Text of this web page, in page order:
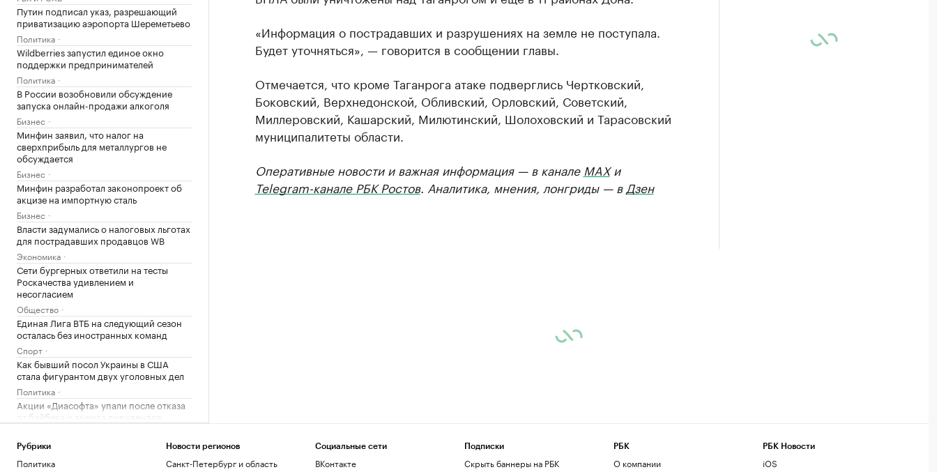
Путин подписал указ, разрешающий
приватизацию аэропорта Шереметьево
Политика
Wildberries запустил единое окно
поддержки предпринимателей
Политика
В России возобновили обсуждение
запуска онлайн-продажи алкоголя
Бизнес
Минфин заявил, что налог на
сверхприбыль для металлургов не
обсуждается
Бизнес
Минфин разработал законопроект об
акцизе на импортную сталь
Бизнес
Власти задумались о налоговых льготах
для пострадавших продавцов WB
Экономика
Сети бургерных ответили на тесты
Роскачества удивлением и
несогласием
Общество
Единая Лига ВТБ на следующий сезон
осталась без иностранных команд
Спорт
Как бывший посол Украины в США
стала фигурантом двух уголовных дел
Политика
Акции «Диасофта» упали после отказа
от байбека и анонса дивидендов
Уровень воды в Рейне упал до
исторического минимума
«Информация о пострадавших и разрушениях на земле не поступала.
Будет уточняться», — говорится в сообщении главы.
Отмечается, что кроме Таганрога атаке подверглись Чертковский,
Боковский, Верхнедонской, Обливский, Орловский, Советский,
Миллеровский, Кашарский, Милютинский, Шолоховский и Тарасовский
муниципалитеты области.
Оперативные новости и важная информация — в канале MAXи
Telegram-канале РБК Ростов. Аналитика, мнения, лонгриды — в Дзен
Рубрики
Политика
Новости регионов
Санкт-Петербург и область
Социальные сети
ВКонтакте
Подписки
Скрыть баннеры на РБК
РБК
О компании
РБК Новости
iOS